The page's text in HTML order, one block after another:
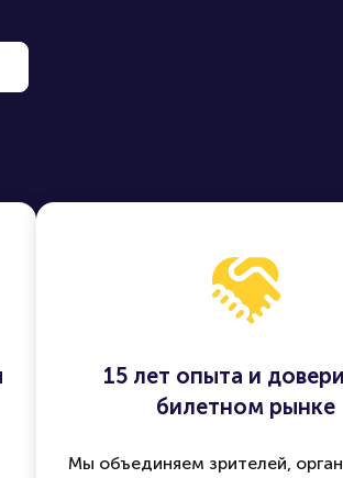
15 лет опыта и
билетном рынке
Мы объединяем зрителей,